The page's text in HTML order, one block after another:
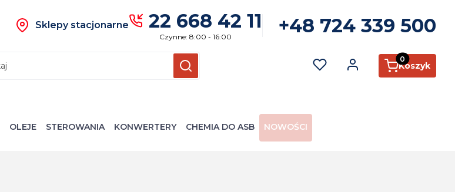
Sklepy stacjonarne 22 668 42 11
Czynne: 8:00 - 16:00 +48 724 339 500
WyczyśćSzukaj
Produkty w
Koszyk
OLEJE STEROWANIA KONWERTERY CHEMIA DO ASB NOWOŚCI